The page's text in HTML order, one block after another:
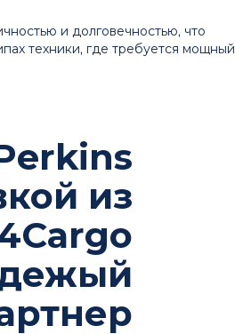
и долговечностью, что
техники, где требуется мощный
из